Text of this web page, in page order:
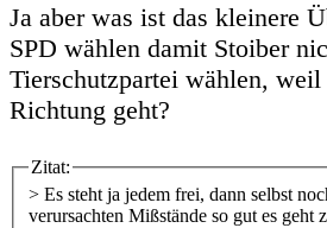
Ja aber was ist das kleinere
SPD wählen damit Stoiber
Tierschutzpartei wählen,
Richtung geht?
Zitat:
> Es steht ja jedem frei, dann selbst
verursachten Mißstände so gut es geht